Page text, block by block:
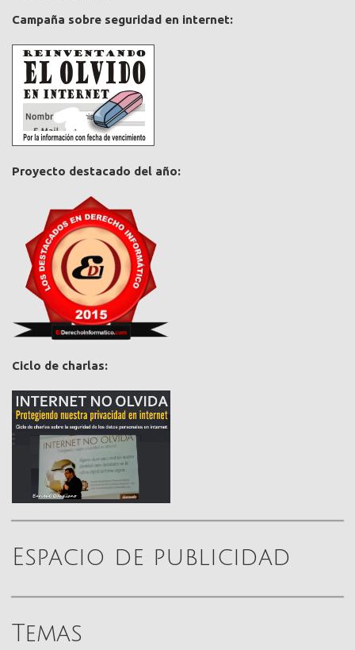
Campaña sobre seguridad en internet:
Proyecto destacado del año:
Ciclo de charlas:
Espacio de publicidad
Temas